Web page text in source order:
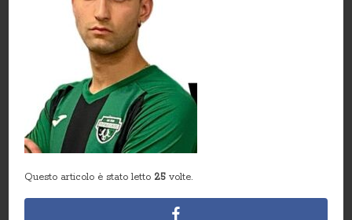
Questo articolo è stato letto 25 volte.